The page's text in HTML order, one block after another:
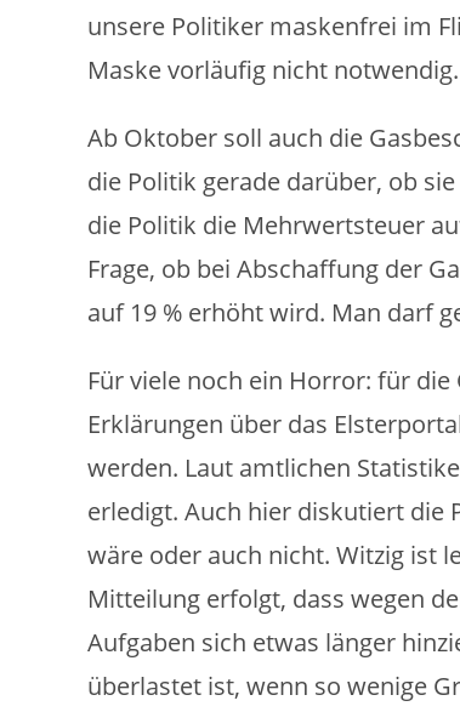
unsere Politiker maskenfrei im
Maske vorläufig nicht notwendig.
Ab Oktober soll auch die
die Politik gerade darüber, ob
die Politik die Mehrwertsteuer
Frage, ob bei Abschaffung der
auf 19 % erhöht wird. Man darf
Für viele noch ein Horror: für
Erklärungen über das
werden. Laut amtlichen
erledigt. Auch hier diskutiert die
wäre oder auch nicht. Witzig ist
Mitteilung erfolgt, dass wegen
Aufgaben sich etwas länger
überlastet ist, wenn so wenige